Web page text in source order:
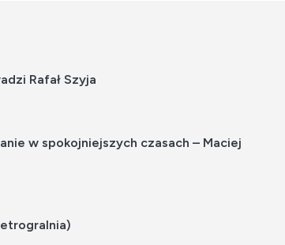
Rafał Szyja
w spokojniejszych czasach – Maciej